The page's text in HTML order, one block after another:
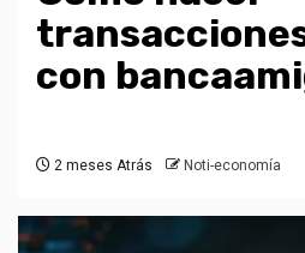
con
2 meses Atrás Noti-economía